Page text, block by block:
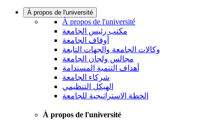
À propos de l'université
À propos de l'université
مكتب رئيس الجامعة
أوقاف الجامعة
وكالات الجامعة والجهات التابعة
مجالس ولجان الجامعة
أهداف التنمية المستدامة
شركاء الجامعة
الهيكل التنظيمي
الخطة الاستراتيجية للجامعة
À propos de l'université